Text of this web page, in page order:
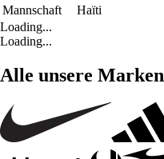
Mannschaft
Haïti
Loading...
Loading...
Alle unsere Marken